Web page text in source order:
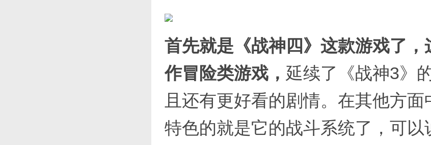
首先就是《战神四》这款游戏了，
作冒险类游戏， 延续了《战神3》
且还有更好看的剧情。在其他方面
特色的就是它的战斗系统了，可以